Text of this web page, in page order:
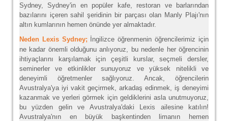
Sydney, Sydney'in en popüler kafe, restoran ve barlarından
bazılarını içeren sahil şeridinin bir parçası olan Manly Plajı'nın
altın kumlarının hemen önünde yer almaktadır.
Neden Lexis Sydney;
İngilizce öğrenmenin öğrencilerimiz için
ne kadar önemli olduğunu anlıyoruz, bu nedenle her öğrencinin
ihtiyaçlarını karşılamak için çeşitli kurslar, seçmeli dersler,
seminerler ve etkinlikler sunuyoruz ve yüksek nitelikli ve
deneyimli öğretmenler sağlıyoruz. Ancak, öğrencilerin
Avustralya'ya iyi vakit geçirmek, arkadaş edinmek, iş deneyimi
kazanmak ve yerleri görmek için geldiklerini asla unutmuyoruz,
bu yüzden gelin ve Avustralya'daki Lexis ailesine katılın!
Avustralya'nın en büyük başkentinden limanın hemen